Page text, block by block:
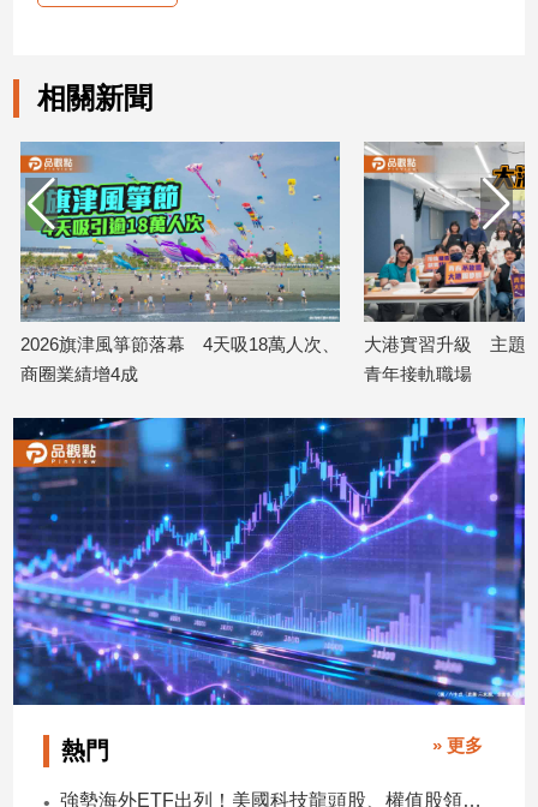
相關新聞
2026旗津風箏節落幕 4天吸18萬人次、
商圈業績增4成
大港實習升級 主題
青年接軌職場
熱門 » 更多
強勢海外ETF出列！美國科技龍頭股、權值股領軍 專家這樣說